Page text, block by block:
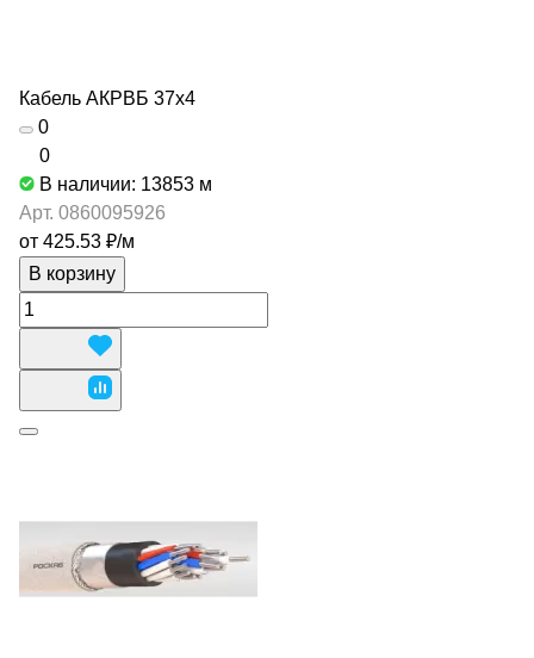
Кабель АКРВБ 37х4
0
0
В наличии: 13853 м
Арт. 0860095926
от 425.53 ₽/м
В корзину